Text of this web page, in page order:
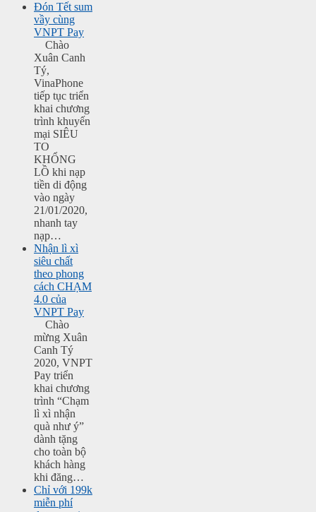
Đón Tết sum
vầy cùng
VNPT Pay
Chào
Xuân Canh
Tý,
VinaPhone
tiếp tục triển
khai chương
trình khuyến
mại SIÊU
TO
KHỔNG
LỒ khi nạp
tiền di động
vào ngày
21/01/2020,
nhanh tay
nạp…
Nhận lì xì
siêu chất
theo phong
cách CHẠM
4.0 của
VNPT Pay
Chào
mừng Xuân
Canh Tý
2020, VNPT
Pay triển
khai chương
trình “Chạm
lì xì nhận
quà như ý”
dành tặng
cho toàn bộ
khách hàng
khi đăng…
Chỉ với 199k
miễn phí